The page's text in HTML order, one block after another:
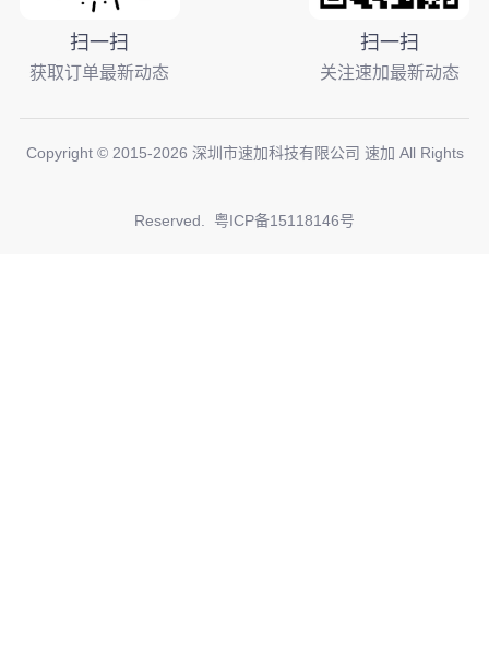
扫一扫
获取订单最新动态
扫一扫
关注速加最新动态
Copyright © 2015-2026 深圳市速加科技有限公司 速加 All Rights
Reserved. 粤ICP备15118146号